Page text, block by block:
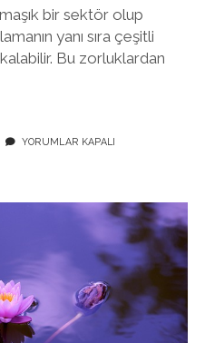
bir sektör olup
yanı sıra çeşitli
Bu zorluklardan
YORUMLAR KAPALI